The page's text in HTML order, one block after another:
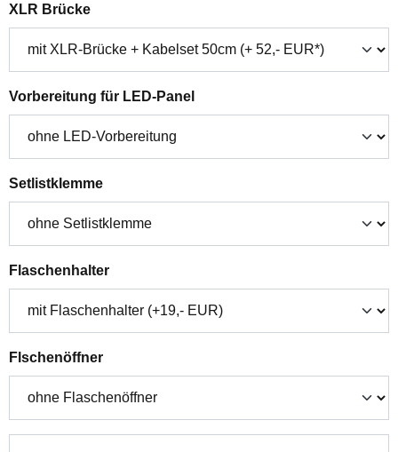
XLR Brückeauswählen
Vorbereitung für LED-Panelauswählen
Setlistklemmeauswählen
Flaschenhalterauswählen
Flschenöffnerauswählen